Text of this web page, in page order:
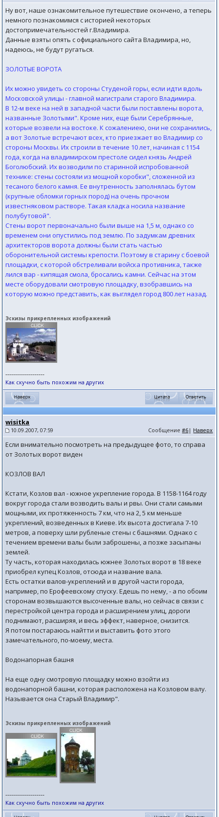
Ну вот, наше ознакомительное путешествие окончено, а теперь
немного познакомимся с историей некоторых
достопримечательностей г.Владимира.
Данные взяты опять с официального сайта Владимира, но,
надеюсь, не будут ругаться.
ЗОЛОТЫЕ ВОРОТА
Их можно увидеть со стороны Студеной горы, если идти вдоль
Московской улицы - главной магистрали старого Владимира.
В 12-м веке на ней в западной части были поставлены ворота,
названные Золотыми". Кроме них, еще были Серебрянные,
которые возвели на востоке. К сожалениею, они не сохранились,
а вот Золотые встречают всех, кто приезжает во Владимир со
стороны Москвы. Их строили в течение 10 лет, начиная с 1154
года, когда на владимирском престоле сидел князь Андрей
Боголюбский. Их возводили по старинной испробованной
технике: стены состояли из мощной коробки", сложенной из
тесаного белого камня. Ее внутренность заполнялась бутом
(крупные обломки горных пород) на очень прочном
известняковом растворе. Такая кладка носила название
полубутовой".
Стены ворот первоначально были выше на 1,5 м, однако со
временем они опустились под землю. По задумкам древних
архитекторов ворота должны были стать частью
оборонительной системы крепости. Поэтому в старину с боевой
площадки, с которой обстреливали войска противника, также
лился вар - кипящая смола, бросались камни. Сейчас на этом
месте оборудовали смотровую площадку, взобравшись на
которую можно представить, как выглядел город 800 лет назад.
Эскизы прикрепленных изображений
--------------------
Как скучно быть похожим на других
wisitka
10.09.2007, 07:59 Сообщение#6 | Наверх
Если внимательно посмотреть на предыдущее фото, то справа
от Золотых ворот виден
КОЗЛОВ ВАЛ
Кстати, Козлов вал - южное укрепление города. В 1158-1164 году
вокруг города стали возводить валы и рвы. Они стали самыми
мощными, их протяженность 7 км, что на 2, 5 км меньше
укреплений, возведенных в Киеве. Их высота достигала 7-10
метров, а поверху шли рубленые стены с башнями. Однако с
течением времени валы были заброшены, а позже засыпаны
землей.
Ту часть, которая находилась южнее Золотых ворот в 18 веке
приобрел купец Козлов, отсюда и название вала.
Есть остатки валов-укреплений и в другой части города,
например, по Ерофеевскому спуску. Едешь по нему, - а по обоим
сторонам возвышаются высоченные валы, но сейчас в связи с
перестройкой центра города и расширением улиц, дороги
поднимают, расширяя, и весь эффект, наверное, снизится.
Я потом постараюсь найтти и выставить фото этого
замечательного, по-моему, места.
Водонапорная башня
На еще одну смотровую площадку можно взойти из
водонапорной башни, которая расположена на Козловом валу.
Называется она Старый Владимир".
Эскизы прикрепленных изображений
--------------------
Как скучно быть похожим на других